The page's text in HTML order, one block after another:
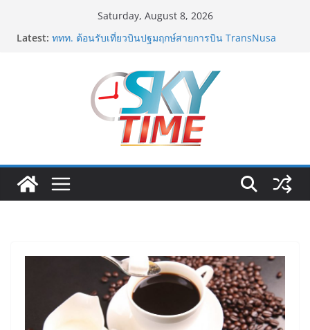
Saturday, August 8, 2026
Latest: ททท. ต้อนรับเที่ยวบินปฐมฤกษ์สายการบิน TransNusa
เที่ยวแรกบินแรก 6 สิงหาคมนี้
ม.วลัยลักษณ์ จับมือ รพ.กรุงเทพสิริโรจน์ ยกระดับ
สารสนเทศการแพทย์-เวชศาสตร์ป้องกัน สู่ศูนย์กลางภาค
รฟท. เปิดเวทีรับฟังความคิดเห็นประชาชน ครั้งที่ 2
โครงการรถไฟฟ้าสายสีแดงเข้ม “วงเวียนใหญ่–มหาชัย”
เดินหน้าพัฒนาโครงการบนพื้นฐานข้อเท็จจริงและการมี
ส่วนร่วม
เจบีซี มวยอาชีพแห่งญี่ปุ่น พร้อมสนับสนุนนักมวยชาวไทย
“เสี่ยนริส”แนะเพิ่มไฟท์แฟ็กซ์ เว็บรับรองสถิติมวย หลัง
ภาคตะวันออกสู่จุดหมายปลายทางคุณภาพ